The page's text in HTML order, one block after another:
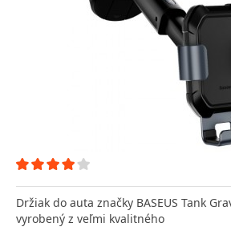
Držiak do auta značky BASEUS Tank
vyrobený z veľmi kvalitného